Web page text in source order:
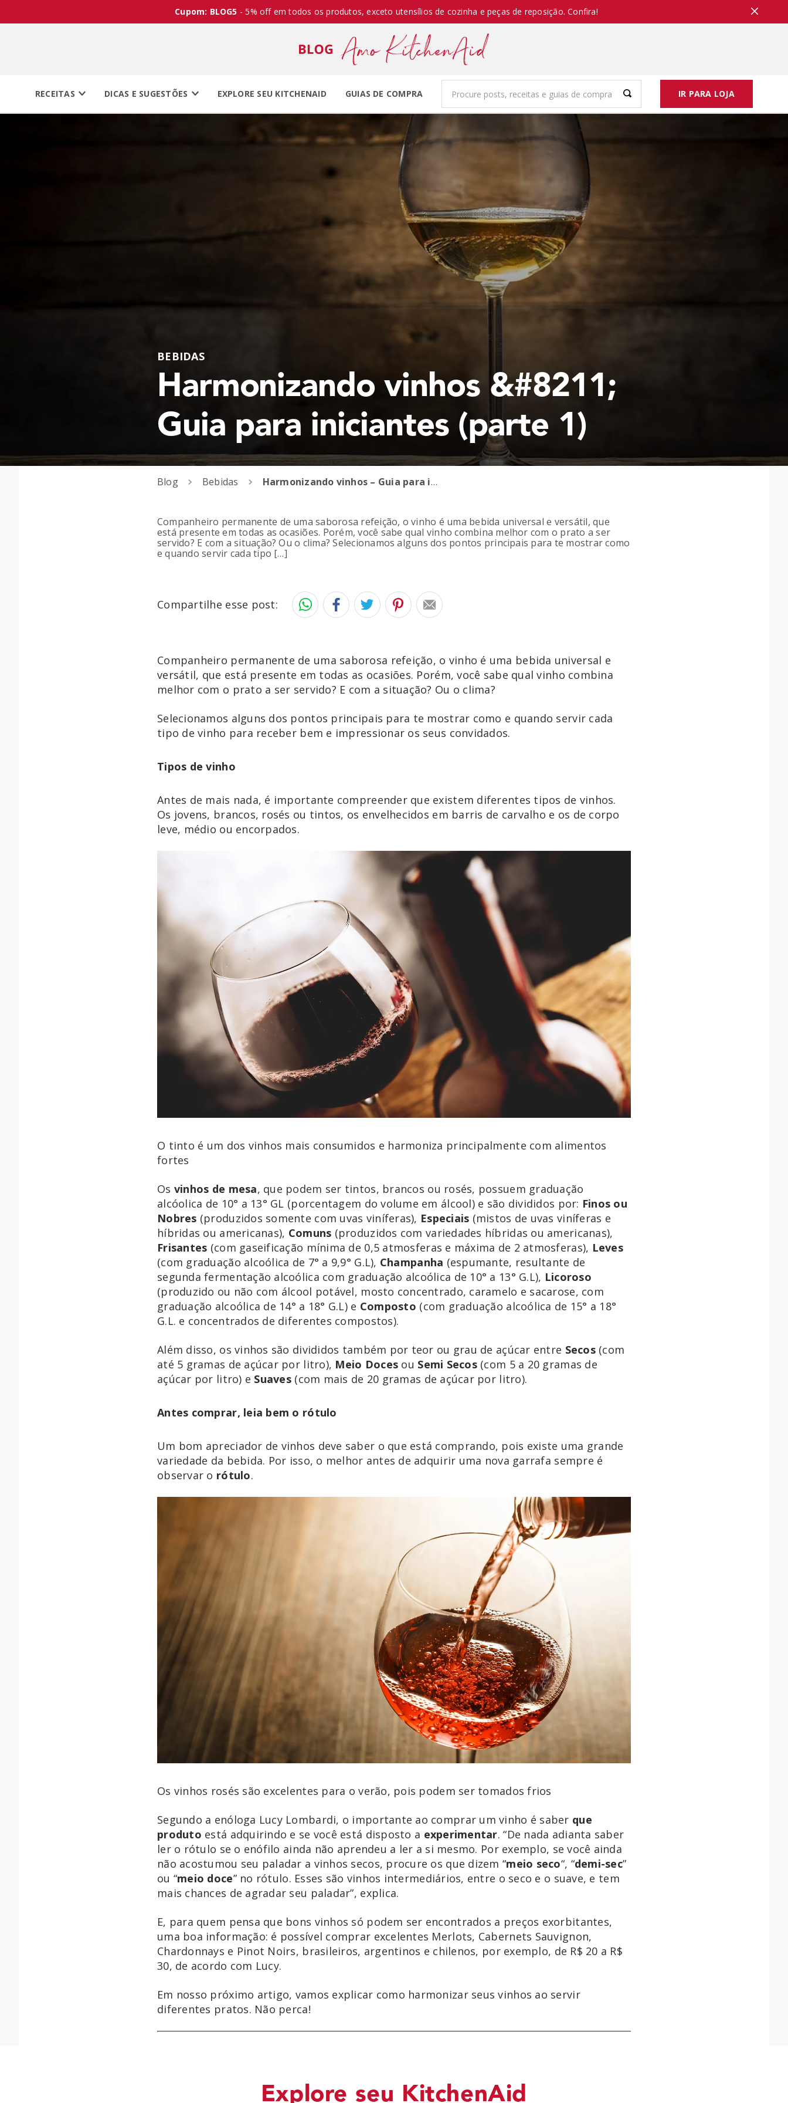
Cupom: BLOG5 - 5% off em todos os produtos, exceto utensílios de cozinha e peças de reposição. Confira!
RECEITAS DICAS E SUGESTÕES EXPLORE SEU KITCHENAID GUIAS DE COMPRA IR PARA LOJA
BEBIDAS
Harmonizando vinhos &#8211;
Guia para iniciantes (parte 1)
Blog Bebidas Harmonizando vinhos – Guia para iniciantes (parte 1)
Companheiro permanente de uma saborosa refeição, o vinho é uma bebida universal e versátil, que
está presente em todas as ocasiões. Porém, você sabe qual vinho combina melhor com o prato a ser
servido? E com a situação? Ou o clima? Selecionamos alguns dos pontos principais para te mostrar como
e quando servir cada tipo […]
Compartilhe esse post:
Companheiro permanente de uma saborosa refeição, o vinho é uma bebida universal e
versátil, que está presente em todas as ocasiões. Porém, você sabe qual vinho combina
melhor com o prato a ser servido? E com a situação? Ou o clima?
Selecionamos alguns dos pontos principais para te mostrar como e quando servir cada
tipo de vinho para receber bem e impressionar os seus convidados.
Tipos de vinho
Antes de mais nada, é importante compreender que existem diferentes tipos de vinhos.
Os jovens, brancos, rosés ou tintos, os envelhecidos em barris de carvalho e os de corpo
leve, médio ou encorpados.
O tinto é um dos vinhos mais consumidos e harmoniza principalmente com alimentos
fortes
Os vinhos de mesa, que podem ser tintos, brancos ou rosés, possuem graduação
alcóolica de 10° a 13° GL (porcentagem do volume em álcool) e são divididos por: Finos ou
Nobres (produzidos somente com uvas viníferas), Especiais (mistos de uvas viníferas e
híbridas ou americanas), Comuns (produzidos com variedades híbridas ou americanas),
Frisantes (com gaseificação mínima de 0,5 atmosferas e máxima de 2 atmosferas), Leves
(com graduação alcoólica de 7° a 9,9° G.L), Champanha (espumante, resultante de
segunda fermentação alcoólica com graduação alcoólica de 10° a 13° G.L), Licoroso
(produzido ou não com álcool potável, mosto concentrado, caramelo e sacarose, com
graduação alcoólica de 14° a 18° G.L) e Composto (com graduação alcoólica de 15° a 18°
G.L. e concentrados de diferentes compostos).
Além disso, os vinhos são divididos também por teor ou grau de açúcar entre Secos(com
até 5 gramas de açúcar por litro), Meio Doces ou Semi Secos(com 5 a 20 gramas de
açúcar por litro) e Suaves (com mais de 20 gramas de açúcar por litro).
Antes comprar, leia bem o rótulo
Um bom apreciador de vinhos deve saber o que está comprando, pois existe uma grande
variedade da bebida. Por isso, o melhor antes de adquirir uma nova garrafa sempre é
observar o rótulo.
Os vinhos rosés são excelentes para o verão, pois podem ser tomados frios
Segundo a enóloga Lucy Lombardi, o importante ao comprar um vinho é saber que
produto está adquirindo e se você está disposto a experimentar. “De nada adianta saber
ler o rótulo se o enófilo ainda não aprendeu a ler a si mesmo. Por exemplo, se você ainda
não acostumou seu paladar a vinhos secos, procure os que dizem “meio seco“, “demi-sec”
ou “meio doce” no rótulo. Esses são vinhos intermediários, entre o seco e o suave, e tem
mais chances de agradar seu paladar”, explica.
E, para quem pensa que bons vinhos só podem ser encontrados a preços exorbitantes,
uma boa informação: é possível comprar excelentes Merlots, Cabernets Sauvignon,
Chardonnays e Pinot Noirs, brasileiros, argentinos e chilenos, por exemplo, de R$ 20 a R$
30, de acordo com Lucy.
Em nosso próximo artigo, vamos explicar como harmonizar seus vinhos ao servir
diferentes pratos. Não perca!
Explore seu KitchenAid